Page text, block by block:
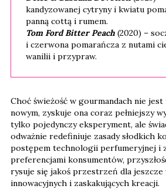
kandyzowanej cytryny i kwiatu
panną cottą i rumem.
Tom Ford Bitter Peach (2020) –
i czerwona pomarańcza z nutami
wanilii i przypraw.
Choć świeżość w gourmandach nie jest
nowym, zyskuje ona coraz pełniejszy
tylko pojedynczy eksperyment, ale
odważnie redefiniuje zasady słodkich
postępem technologii perfumeryjnej i
preferencjami konsumentów,
rysuje się jakoś przestrzeń dla jeszcze
innowacyjnych i zaskakujących kreacji.